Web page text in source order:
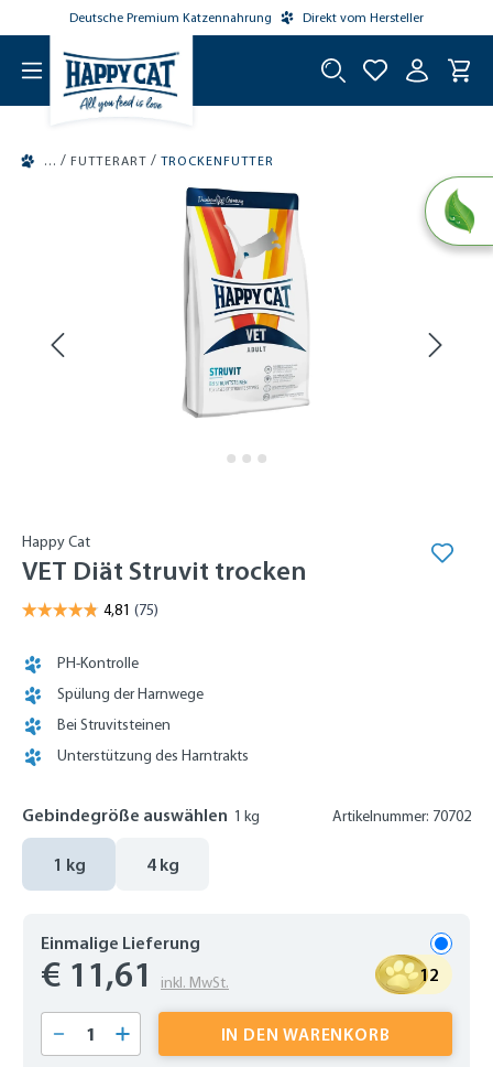
springen
Deutsche Premium Katzennahrung Direkt vom Hersteller
/ FUTTERART / TROCKENFUTTER
Happy Cat
VET Diät Struvit trocken
PH-Kontrolle
Spülung der Harnwege
Bei Struvitsteinen
Unterstützung des Harntrakts
Gebindegröße auswählen 1 kg Artikelnummer: 70702
1 kg 4 kg
Einmalige Lieferung
€ 11,61 inkl. MwSt. 12
Produkt Anzahl: Gib den gewünschten
IN DEN WARENKORB